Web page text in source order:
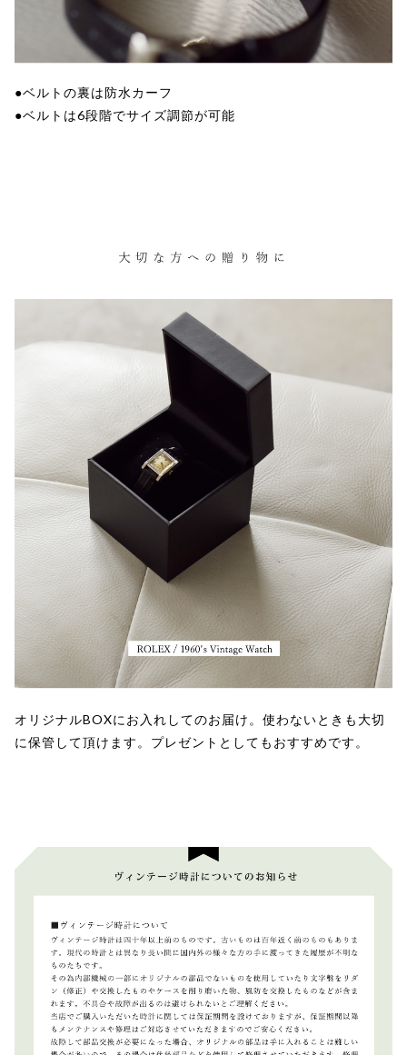
●ベルトの裏は防水カーフ
●ベルトは6段階でサイズ調節が可能
オリジナルBOXにお入れしてのお届け。使わないときも大切
に保管して頂けます。プレゼントとしてもおすすめです。